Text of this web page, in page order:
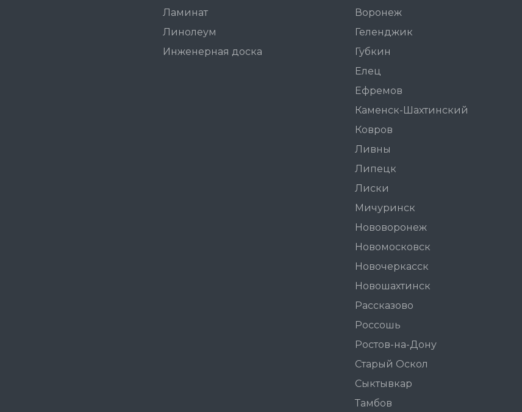
Ламинат
Линолеум
Инженерная доска
Воронеж
Геленджик
Губкин
Елец
Ефремов
Каменск-Шахтинский
Ковров
Ливны
Липецк
Лиски
Мичуринск
Нововоронеж
Новомосковск
Новочеркасск
Новошахтинск
Рассказово
Россошь
Ростов-на-Дону
Старый Оскол
Сыктывкар
Тамбов